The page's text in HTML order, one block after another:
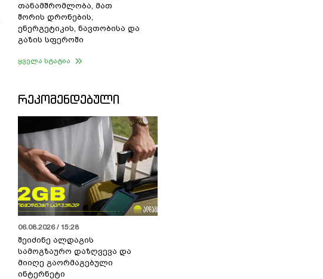
თანამშრომლობა, მათ
შორის დრონების,
ენერგეტიკის, ნავთობისა და
გაზის სფეროში
ყველა სტატია
ᲠᲔᲙᲝᲛᲔᲜᲓᲔᲑᲣᲚᲘ
06.08.2026 / 15:28
შეიძინე ალდაგის
სამოგზაურო დაზღვევა და
მიიღე გაორმაგებული
ინტერნეტი